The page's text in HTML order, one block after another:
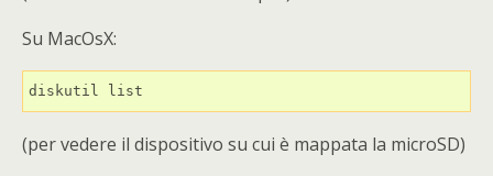
Su MacOsX:
diskutil list
(per vedere il dispositivo su cui è mappata la microSD)